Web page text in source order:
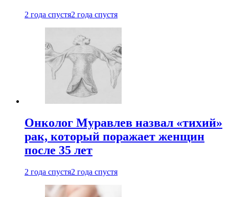
2 года спустя2 года спустя
Онколог Муравлев назвал «тихий»
рак, который поражает женщин
после 35 лет
2 года спустя2 года спустя